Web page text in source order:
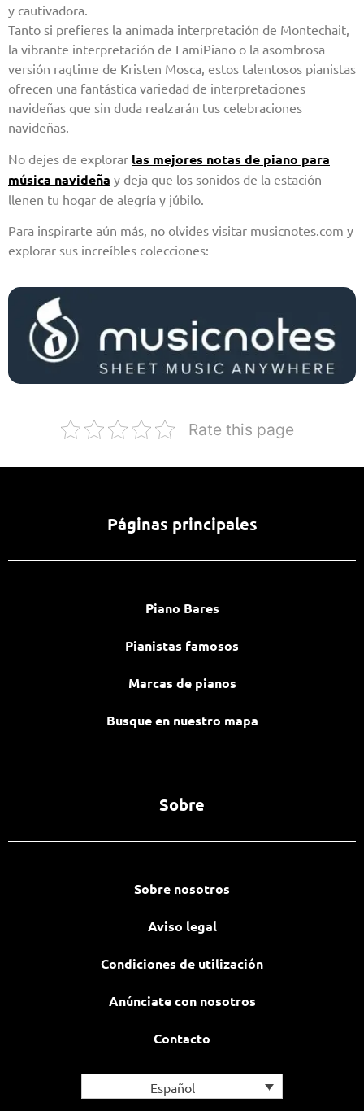
y cautivadora.
Tanto si prefieres la animada interpretación de Montechait,
la vibrante interpretación de LamiPiano o la asombrosa
versión ragtime de Kristen Mosca, estos talentosos pianistas
ofrecen una fantástica variedad de interpretaciones
navideñas que sin duda realzarán tus celebraciones
navideñas.
No dejes de explorar las mejores notas de piano para
música navideña y deja que los sonidos de la estación
llenen tu hogar de alegría y júbilo.
Para inspirarte aún más, no olvides visitar musicnotes.com y
explorar sus increíbles colecciones:
Rate this page
Páginas principales
Piano Bares
Pianistas famosos
Marcas de pianos
Busque en nuestro mapa
Sobre
Sobre nosotros
Aviso legal
Condiciones de utilización
Anúnciate con nosotros
Contacto
Español